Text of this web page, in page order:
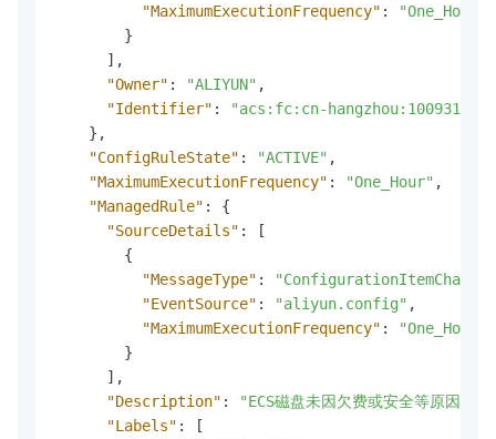
"MaximumExecutionFrequency" :
"One_Hour"
}
] ,
"Owner" : "ALIYUN" ,
"Identifier" :
"acs:fc:cn-
} ,
"ConfigRuleState" : "ACTIVE" ,
"MaximumExecutionFrequency" : "One_Hour" ,
"ManagedRule" :
{
"SourceDetails" :
[
{
"MessageType" :
"EventSource" : "aliyun.config" ,
"MaximumExecutionFrequency" :
"One_Hour"
}
] ,
"Description" :
"ECS磁盘未因欠费或安全等原因而
"Labels" :
[